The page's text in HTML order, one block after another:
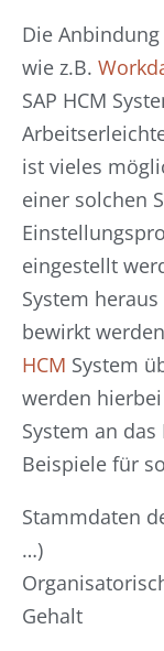
Die
wie z.B.
SAP HCM
ist vieles
einer solchen
eingestellt
System
bewirkt
HCM System
werden
System an
Beispiele für
Stammdaten
…)
Gehalt